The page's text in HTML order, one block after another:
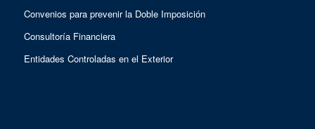
Convenios para prevenir la Doble Imposición
Consultoría Financiera
Entidades Controladas en el Exterior